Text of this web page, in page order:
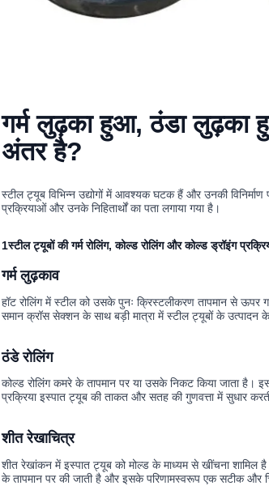
गर्म लुढ़का हुआ, ठंडा लुढ़का
अंतर है?
स्टील ट्यूब विभिन्न उद्योगों में आवश्यक घटक हैं और उनकी
प्रक्रियाओं और उनके निहितार्थों का पता लगाया गया है।
1स्टील ट्यूबों की गर्म रोलिंग, कोल्ड रोलिंग और कोल्ड ड्रॉइंग
गर्म लुढ़काव
हॉट रोलिंग में स्टील को उसके पुनः क्रिस्टलीकरण तापमान से ऊपर
समान क्रॉस सेक्शन के साथ बड़ी मात्रा में स्टील ट्यूबों के उत्पादन के
ठंडे रोलिंग
कोल्ड रोलिंग कमरे के तापमान पर या उसके निकट किया जाता है।
प्रक्रिया इस्पात ट्यूब की ताकत और सतह की गुणवत्ता में सुधार
शीत रेखाचित्र
शीत रेखांकन में इस्पात ट्यूब को मोल्ड के माध्यम से खींचना
के तापमान पर की जाती है और इसके परिणामस्वरूप एक सटीक और